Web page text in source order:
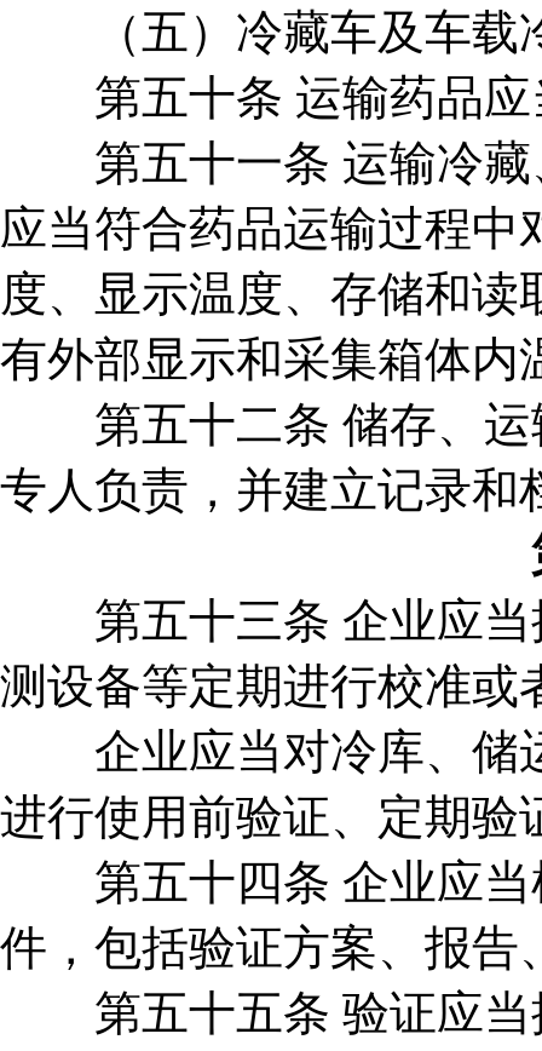
（五）冷藏车及车载
第五十条 运输药品应
第五十一条 运输冷藏
应当符合药品运输过程
度、显示温度、存储和
有外部显示和采集箱体内
第五十二条 储存、运
专人负责，并建立记录和
第五十三条 企业应当
测设备等定期进行校准或
企业应当对冷库、储
进行使用前验证、定期验
第五十四条 企业应当
件，包括验证方案、报告
第五十五条 验证应当